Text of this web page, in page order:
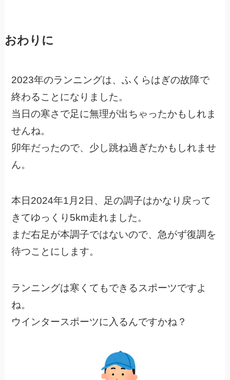
おわりに
2023年のランニングは、ふくらはぎの故障で
終わることになりました。
当日の寒さで足に無理が出ちゃったかもしれま
せんね。
卯年だったので、少し跳ね過ぎたかもしれませ
ん。
本日2024年1月2日、足の調子はかなり戻って
きてゆっくり5km走れました。
まだ右足が本調子ではないので、急がず復調を
待つことにします。
ランニングは寒くてもできるスポーツですよ
ね。
ウインタースポーツに入るんですかね？